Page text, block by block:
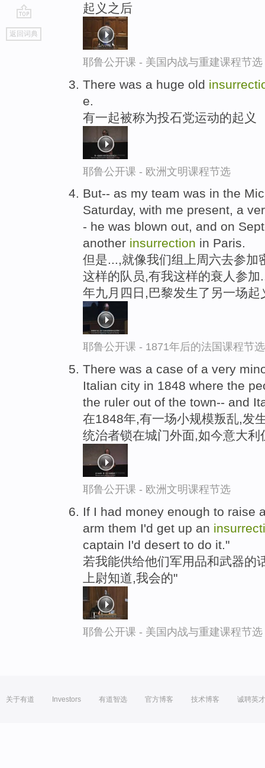
go
top
返回词典
起义之后
耶鲁公开课 - 美国内战与重建课程节选
There was a huge old
e.
有一起被称为投石党运动的起义
耶鲁公开课 - 欧洲文明课程节选
But-- as my team was in the
Saturday, with me present, a
- he was blown out, and on
another insurrection in Paris.
但是...,就像我们组上周六去参加
这样的队员,有我这样的衰人参
年九月四日,巴黎发生了另一场起
耶鲁公开课 - 1871年后的法国课程节选
There was a case of a very
Italian city in 1848 where the
the ruler out of the town-- and
在1848年,有一场小规模叛乱,发
统治者锁在城门外面,如今意大利
耶鲁公开课 - 欧洲文明课程节选
If I had money enough to raise
arm them I'd get up an
captain I'd desert to do it."
若我能供给他们军用品和武器的
上尉知道,我会的"
耶鲁公开课 - 美国内战与重建课程节选
关于有道 Investors 有道智选 官方博客 技术博客 诚聘英才